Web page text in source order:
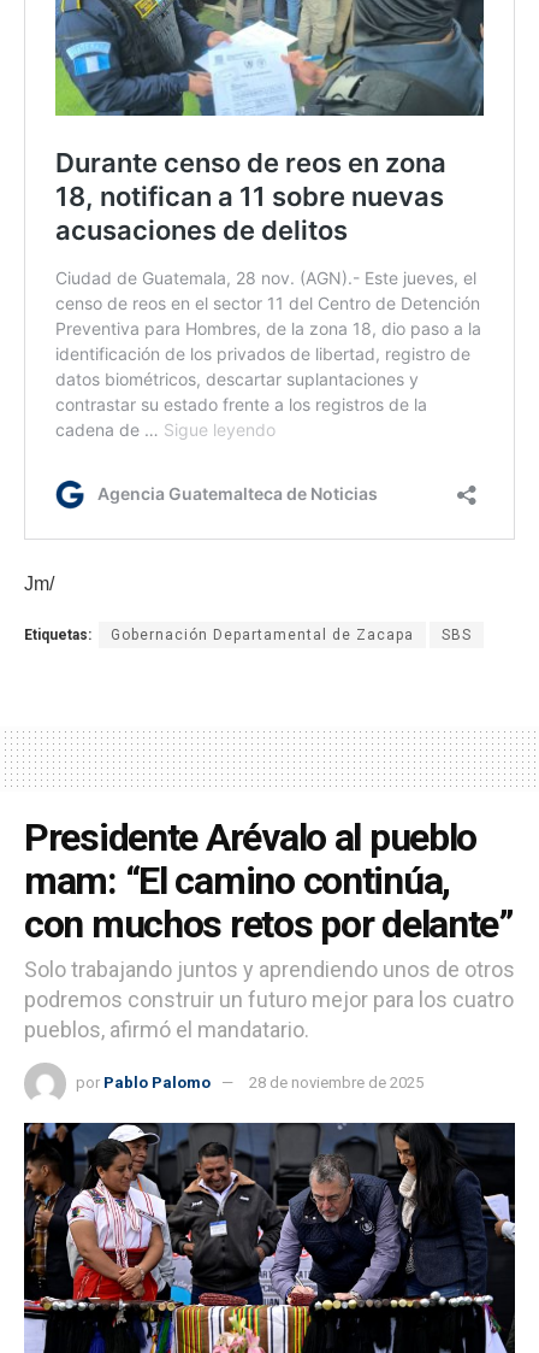
Jm/
Etiquetas: Gobernación Departamental de Zacapa SBS
Presidente Arévalo al pueblo
mam: “El camino continúa,
con muchos retos por delante”
Solo trabajando juntos y aprendiendo unos de otros
podremos construir un futuro mejor para los cuatro
pueblos, afirmó el mandatario.
por Pablo Palomo 28 de noviembre de 2025